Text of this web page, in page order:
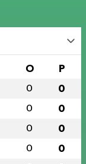
O P
0 0
0 0
0 0
0 0